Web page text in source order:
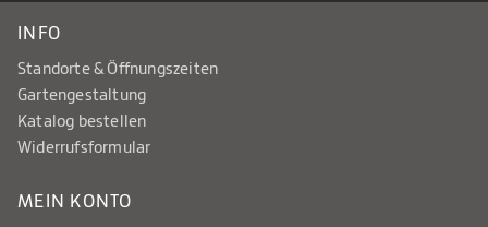
INFO
Standorte & Öffnungszeiten
Gartengestaltung
Katalog bestellen
Widerrufsformular
MEIN KONTO